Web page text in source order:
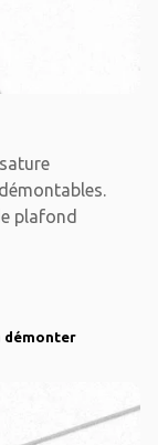
plafond
démonter